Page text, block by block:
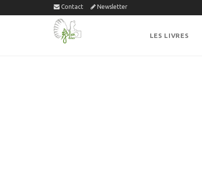
Contact Newsletter
LES LIVRES